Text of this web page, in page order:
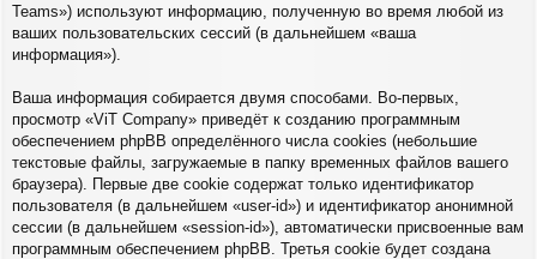
Teams») используют информацию, полученную во время любой из
ваших пользовательских сессий (в дальнейшем «ваша
информация»).
Ваша информация собирается двумя способами. Во-первых,
просмотр «ViT Company» приведёт к созданию программным
обеспечением phpBB определённого числа cookies (небольшие
текстовые файлы, загружаемые в папку временных файлов вашего
браузера). Первые две cookie содержат только идентификатор
пользователя (в дальнейшем «user-id») и идентификатор анонимной
сессии (в дальнейшем «session-id»), автоматически присвоенные вам
программным обеспечением phpBB. Третья cookie будет создана